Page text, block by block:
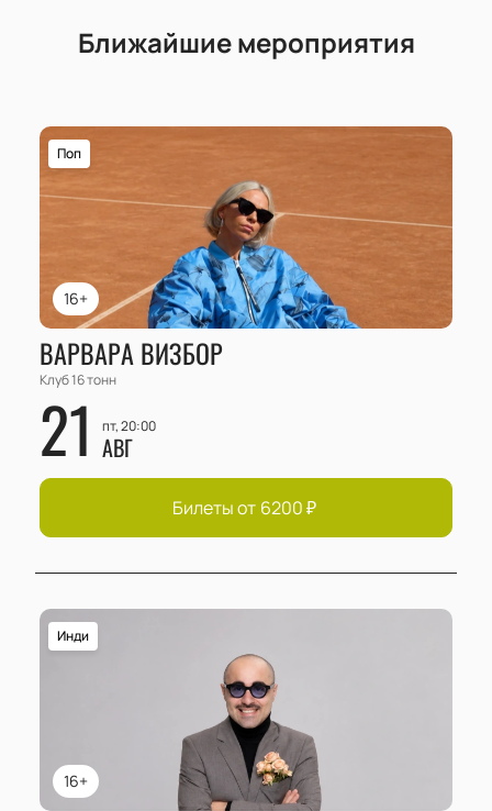
Ближайшие мероприятия
16+
Поп
ВАРВАРА ВИЗБОР
Клуб 16 тонн
21 пт, 20:00
АВГ
Билеты от 6200₽
16+
Инди